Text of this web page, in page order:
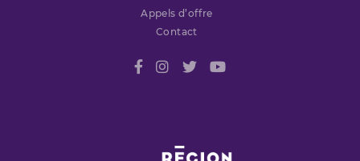
Appels d’offre
Contact